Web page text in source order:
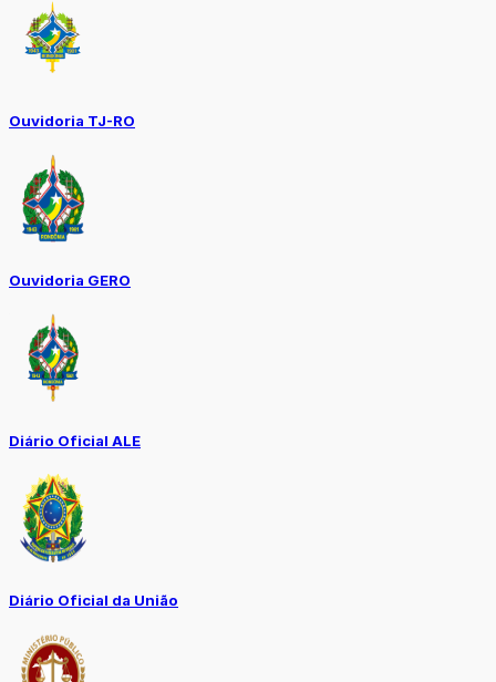
Ouvidoria TJ-RO
Ouvidoria GERO
Diário Oficial ALE
Diário Oficial da União